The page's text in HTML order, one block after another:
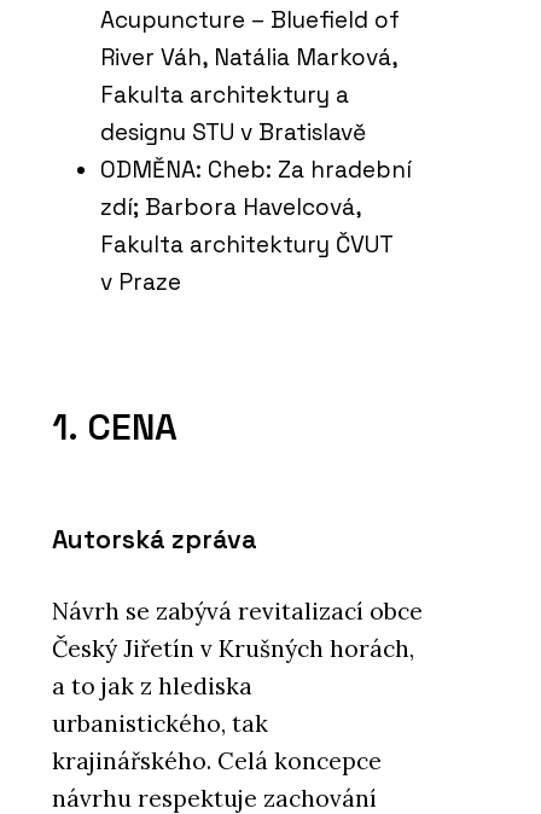
Acupuncture – Bluefield of
River Váh, Natália Marková,
Fakulta architektury a
designu STU v Bratislavě
ODMĚNA: Cheb: Za hradební
zdí; Barbora Havelcová,
Fakulta architektury ČVUT
v Praze
1. CENA
Autorská zpráva
Návrh se zabývá revitalizací obce
Český Jiřetín v Krušných horách,
a to jak z hlediska
urbanistického, tak
krajinářského. Celá koncepce
návrhu respektuje zachování